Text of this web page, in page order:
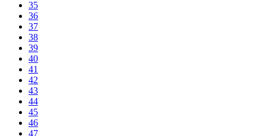
35
36
37
38
39
40
41
42
43
44
45
46
47